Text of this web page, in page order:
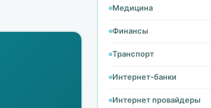
Медицина
Финансы
Транспорт
Интернет-банки
Интернет провайдеры